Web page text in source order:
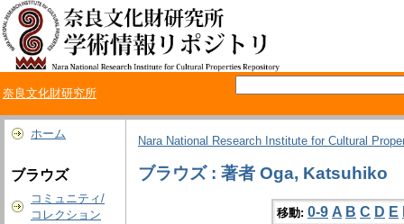
奈良文化財研究所
ホーム
ブラウズ
コミュニティ/
コレクション
Nara National Research Institute for Cultural
ブラウズ : 著者 Oga, Katsuhiko
移動: 0-9 A B C D E